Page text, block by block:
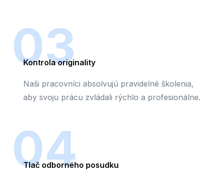
03
Kontrola originality
Naši pracovníci absolvujú pravidelné školenia,
aby svoju prácu zvládali rýchlo a profesionálne.
04
Tlač odborného posudku